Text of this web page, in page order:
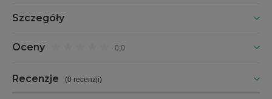
Szczegóły
Oceny 0,0
Recenzje (0 recenzji)